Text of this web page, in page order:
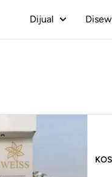
Dijual